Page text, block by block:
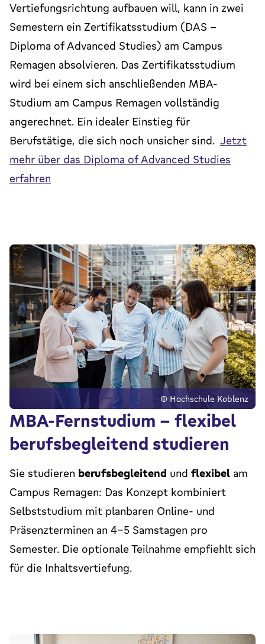
Vertiefungsrichtung aufbauen will, kann in zwei
Semestern ein Zertifikatsstudium (DAS –
Diploma of Advanced Studies) am Campus
Remagen absolvieren. Das Zertifikatsstudium
wird bei einem sich anschließenden MBA-
Studium am Campus Remagen vollständig
angerechnet. Ein idealer Einstieg für
Berufstätige, die sich noch unsicher sind. Jetzt
mehr über das Diploma of Advanced Studies
erfahren
© Hochschule Koblenz
MBA-Fernstudium – flexibel
berufsbegleitend studieren
Sie studieren berufsbegleitend und flexibel am
Campus Remagen: Das Konzept kombiniert
Selbststudium mit planbaren Online- und
Präsenzterminen an 4–5 Samstagen pro
Semester. Die optionale Teilnahme empfiehlt sich
für die Inhaltsvertiefung.